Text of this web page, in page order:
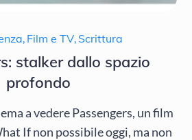
, Film e TV, Scrittura
stalker dallo spazio
profondo
a vedere Passengers, un film
If non possibile oggi, ma non